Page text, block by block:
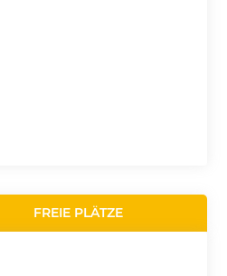
FREIE PLÄTZE